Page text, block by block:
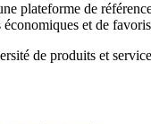
plateforme de
et de
de produits et